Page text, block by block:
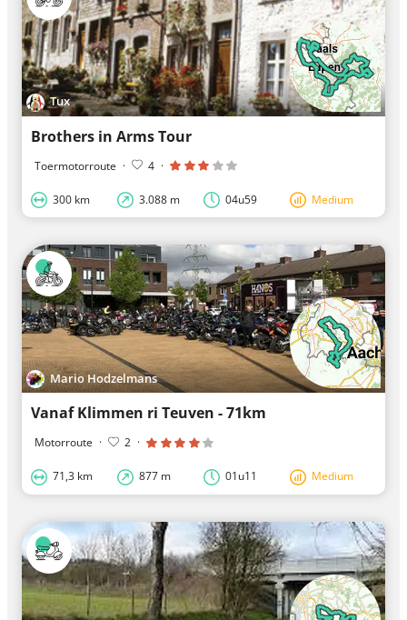
Tux
Brothers in Arms Tour
Toermotorroute · 4 ·
300 km 3.088 m 04u59 Medium
Mario Hodzelmans
Vanaf Klimmen ri Teuven - 71km
Motorroute · 2 ·
71,3 km 877 m 01u11 Medium